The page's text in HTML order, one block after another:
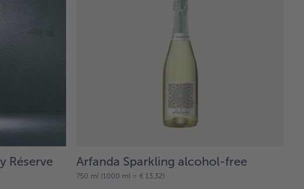
Réserve
Arfanda Sparkling alcohol-free
750 ml (1000 ml = € 13,32)